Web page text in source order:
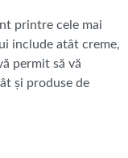
printre cele mai
include atât creme,
permit să vă
și produse de